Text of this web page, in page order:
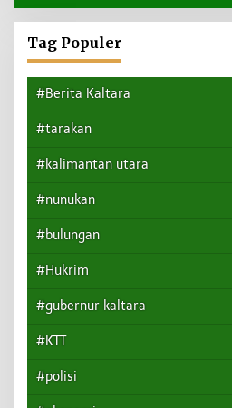
Tag Populer
#Berita Kaltara
#tarakan
#kalimantan utara
#nunukan
#bulungan
#Hukrim
#gubernur kaltara
#KTT
#polisi